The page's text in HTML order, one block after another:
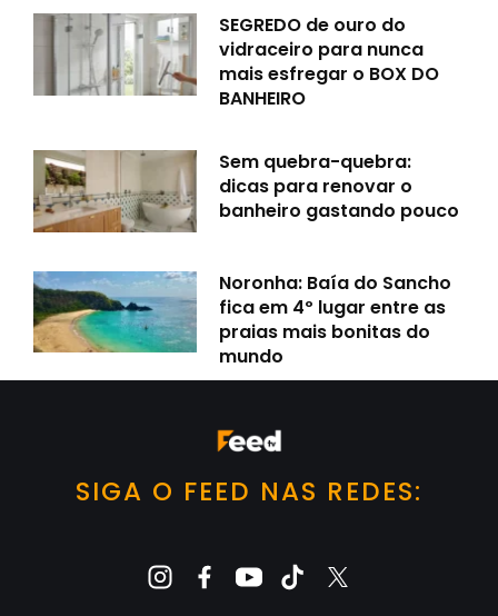
SEGREDO de ouro do
vidraceiro para nunca
mais esfregar o BOX DO
BANHEIRO
Sem quebra-quebra:
dicas para renovar o
banheiro gastando pouco
Noronha: Baía do Sancho
fica em 4º lugar entre as
praias mais bonitas do
mundo
SIGA O FEED NAS REDES: